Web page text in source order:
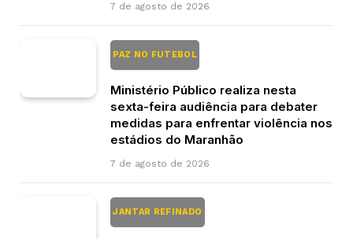
7 de agosto de 2026
PAZ NO FUTEBOL
Ministério Público realiza nesta
sexta-feira audiência para debater
medidas para enfrentar violência nos
estádios do Maranhão
7 de agosto de 2026
JANTAR REFINADO